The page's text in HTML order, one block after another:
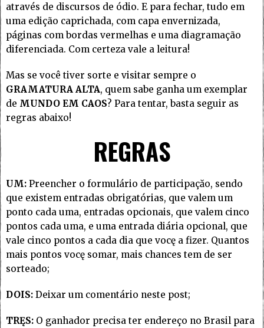
através de discursos de ódio. E para fechar, tudo em
uma edição caprichada, com capa envernizada,
páginas com bordas vermelhas e uma diagramação
diferenciada. Com certeza vale a leitura!
Mas se você tiver sorte e visitar sempre o
GRAMATURA ALTA, quem sabe ganha um exemplar
de MUNDO EM CAOS? Para tentar, basta seguir as
regras abaixo!
REGRAS
UM: Preencher o formulário de participaçăo, sendo
que existem entradas obrigatórias, que valem um
ponto cada uma, entradas opcionais, que valem cinco
pontos cada uma, e uma entrada diária opcional, que
vale cinco pontos a cada dia que vocę a fizer. Quantos
mais pontos vocę somar, mais chances tem de ser
sorteado;
DOIS: Deixar um comentário neste post;
TRĘS: O ganhador precisa ter endereço no Brasil para